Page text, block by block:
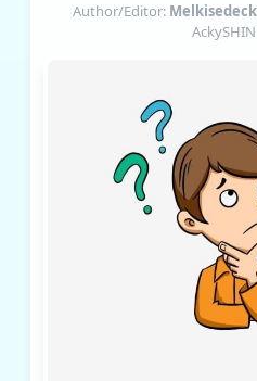
Author/Editor: